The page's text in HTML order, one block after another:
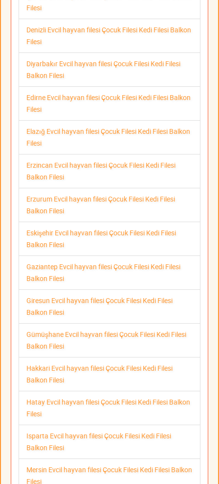
Filesi
Denizli Evcil hayvan filesi Çocuk Filesi Kedi Filesi Balkon
Filesi
Diyarbakır Evcil hayvan filesi Çocuk Filesi Kedi Filesi
Balkon Filesi
Edirne Evcil hayvan filesi Çocuk Filesi Kedi Filesi Balkon
Filesi
Elazığ Evcil hayvan filesi Çocuk Filesi Kedi Filesi Balkon
Filesi
Erzincan Evcil hayvan filesi Çocuk Filesi Kedi Filesi
Balkon Filesi
Erzurum Evcil hayvan filesi Çocuk Filesi Kedi Filesi
Balkon Filesi
Eskişehir Evcil hayvan filesi Çocuk Filesi Kedi Filesi
Balkon Filesi
Gaziantep Evcil hayvan filesi Çocuk Filesi Kedi Filesi
Balkon Filesi
Giresun Evcil hayvan filesi Çocuk Filesi Kedi Filesi
Balkon Filesi
Gümüşhane Evcil hayvan filesi Çocuk Filesi Kedi Filesi
Balkon Filesi
Hakkari Evcil hayvan filesi Çocuk Filesi Kedi Filesi
Balkon Filesi
Hatay Evcil hayvan filesi Çocuk Filesi Kedi Filesi Balkon
Filesi
Isparta Evcil hayvan filesi Çocuk Filesi Kedi Filesi
Balkon Filesi
Mersin Evcil hayvan filesi Çocuk Filesi Kedi Filesi Balkon
Filesi